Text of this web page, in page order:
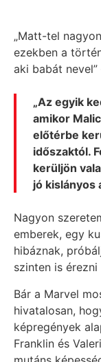
„Matt-tel
ezekben a
aki babát
„Az egyik
amikor
előtérbe
időszaktól.
kerüljön
jó kislányos
Nagyon
emberek, egy
hibáznak,
szinten is érezni
Bár a Marvel
hivatalosan,
képregények
Franklin és